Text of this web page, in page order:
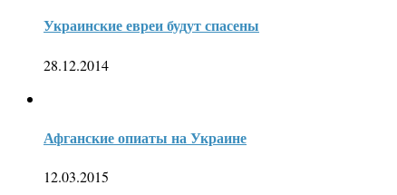
Украинские евреи будут спасены
28.12.2014
Афганские опиаты на Украине
12.03.2015